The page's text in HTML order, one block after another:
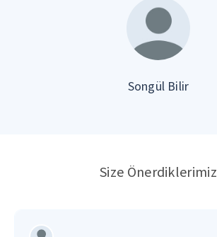
Songül Bilir
Size Önerdiklerimiz